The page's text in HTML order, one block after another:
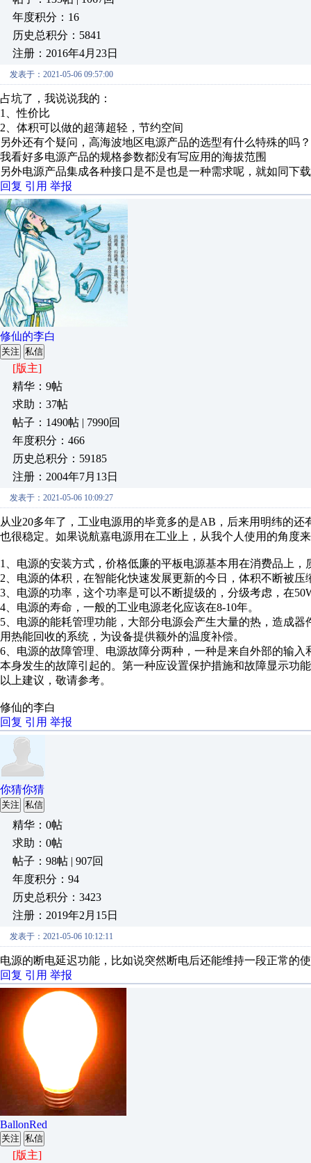
年度积分：16
历史总积分：5841
注册：2016年4月23日
发表于：2021-05-06 09:57:00
占坑了，我说说我的：
1、性价比
2、体积可以做的超薄超轻，节约空间
另外还有个疑问，高海波地区电源产品的选型有什么特殊的吗？
我看好多电源产品的规格参数都没有写应用的海拔范围
另外电源产品集成各种接口是不是也是一种需求呢，就如同下
回复 引用 举报
修仙的李白
关注 私信
[版主]
精华：9帖
求助：37帖
帖子：1490帖 | 7990回
年度积分：466
历史总积分：59185
注册：2004年7月13日
发表于：2021-05-06 10:09:27
从业20多年了，工业电源用的毕竟多的是AB，后来用明纬的
也很稳定。如果说航嘉电源用在工业上，从我个人使用的角度
1、电源的安装方式，价格低廉的平板电源基本用在消费品上
2、电源的体积，在智能化快速发展更新的今日，体积不断被
3、电源的功率，这个功率是可以不断提级的，分级考虑，在
4、电源的寿命，一般的工业电源老化应该在8-10年。
5、电源的能耗管理功能，大部分电源会产生大量的热，造成
用热能回收的系统，为设备提供额外的温度补偿。
6、电源的故障管理、电源故障分两种，一种是来自外部的输
本身发生的故障引起的。第一种应设置保护措施和故障显示功
以上建议，敬请参考。
修仙的李白
回复 引用 举报
你猜你猜
关注 私信
精华：0帖
求助：0帖
帖子：98帖 | 907回
年度积分：94
历史总积分：3423
注册：2019年2月15日
发表于：2021-05-06 10:12:11
电源的断电延迟功能，比如说突然断电后还能维持一段正常的
回复 引用 举报
BallonRed
关注 私信
[版主]